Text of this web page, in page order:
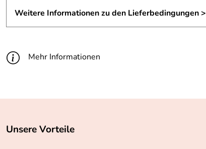
Weitere Informationen zu den Lieferbedingungen >
Mehr Informationen
Unsere Vorteile